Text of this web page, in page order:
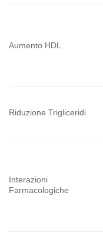
Aumento HDL
Riduzione Trigliceridi
Interazioni
Farmacologiche